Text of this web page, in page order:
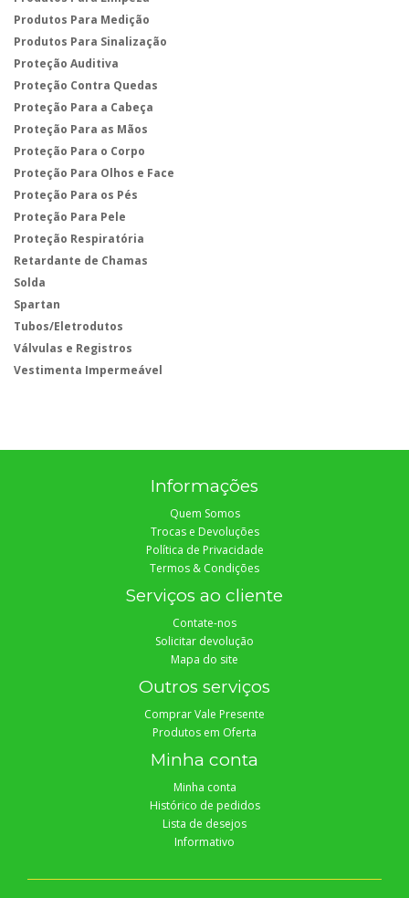
Produtos Para Medição
Produtos Para Sinalização
Proteção Auditiva
Proteção Contra Quedas
Proteção Para a Cabeça
Proteção Para as Mãos
Proteção Para o Corpo
Proteção Para Olhos e Face
Proteção Para os Pés
Proteção Para Pele
Proteção Respiratória
Retardante de Chamas
Solda
Spartan
Tubos/Eletrodutos
Válvulas e Registros
Vestimenta Impermeável
Informações
Quem Somos
Trocas e Devoluções
Política de Privacidade
Termos & Condições
Serviços ao cliente
Contate-nos
Solicitar devolução
Mapa do site
Outros serviços
Comprar Vale Presente
Produtos em Oferta
Minha conta
Minha conta
Histórico de pedidos
Lista de desejos
Informativo